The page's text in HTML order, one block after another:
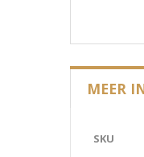
MEER
SKU